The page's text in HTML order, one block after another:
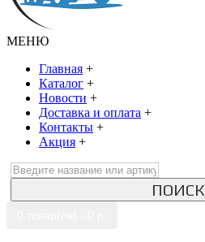
МЕНЮ
Главная +
Каталог +
Новости +
Доставка и оплата +
Контакты +
Акция +
ПОИСК